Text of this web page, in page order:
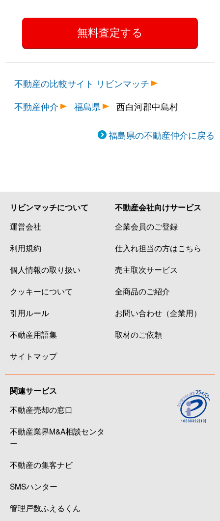
不動産の比較サイト リビンマッチ
不動産仲介
福島県 西白河郡中島村
福島県の不動産仲介に戻る
リビンマッチについて
運営会社
利用規約
個人情報の取り扱い
クッキーについて
引用ルール
不動産用語集
サイトマップ
不動産会社向けサービス
企業会員のご登録
仕入れ担当の方はこちら
売主取次サービス
全商品のご紹介
お問い合わせ（企業用）
取材のご依頼
関連サービス
不動産売却の窓口
不動産業界M&A相談センタ
ー
不動産の集客ナビ
SMSハンター
管理戸数ふえるくん